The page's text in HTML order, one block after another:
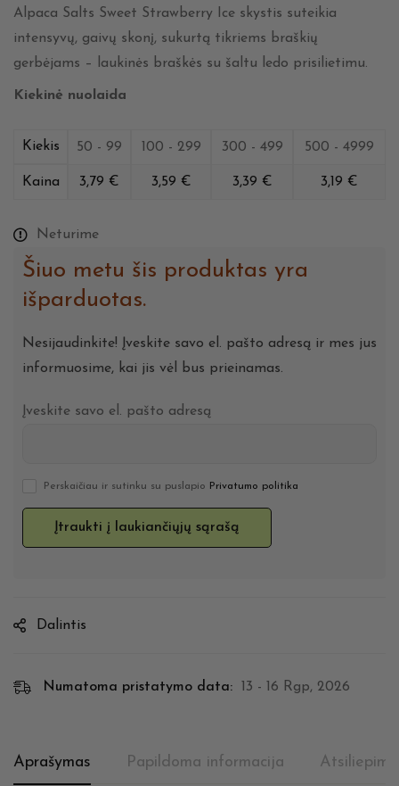
Alpaca Salts Sweet Strawberry Ice skystis suteikia
intensyvų, gaivų skonį, sukurtą tikriems braškių
gerbėjams – laukinės braškės su šaltu ledo prisilietimu.
Kiekinė nuolaida
Kiekis 50 - 99 100 - 299 300 - 499 500 - 4999
Kaina 3,79 € 3,59 € 3,39 € 3,19 €
Neturime
Šiuo metu šis produktas yra
išparduotas.
Nesijaudinkite! Įveskite savo el. pašto adresą ir mes jus
informuosime, kai jis vėl bus prieinamas.
Įveskite savo el. pašto adresą
Perskaičiau ir sutinku su puslapio Privatumo politika
Dalintis
Numatoma pristatymo data: 13 - 16 Rgp, 2026
Aprašymas Papildoma informacija